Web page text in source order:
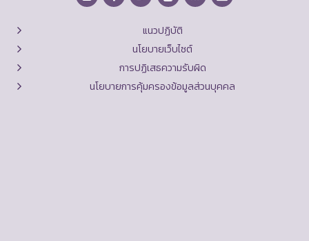
แนวปฏิบัติ
นโยบายเว็บไซต์
การปฏิเสธความรับผิด
นโยบายการคุ้มครองข้อมูลส่วนบุคคล